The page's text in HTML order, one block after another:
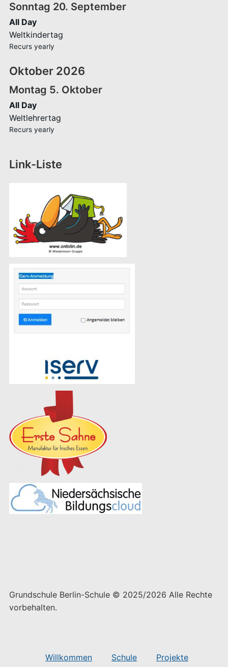
Sonntag 20. September
All Day
Weltkindertag
Recurs yearly
Oktober 2026
Montag 5. Oktober
All Day
Weltlehrertag
Recurs yearly
Link-Liste
Grundschule Berlin-Schule © 2025/2026 Alle Rechte
vorbehalten.
Willkommen Schule Projekte